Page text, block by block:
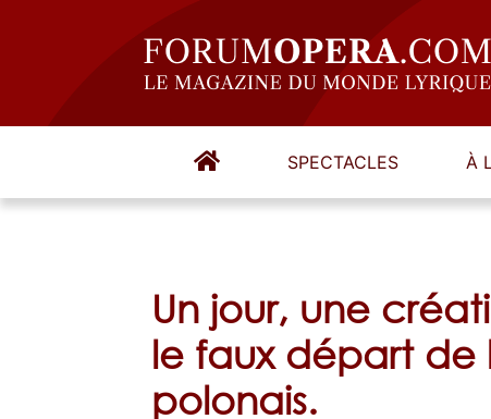
SPECTACLES À
Un jour, une
le faux départ de
polonais.